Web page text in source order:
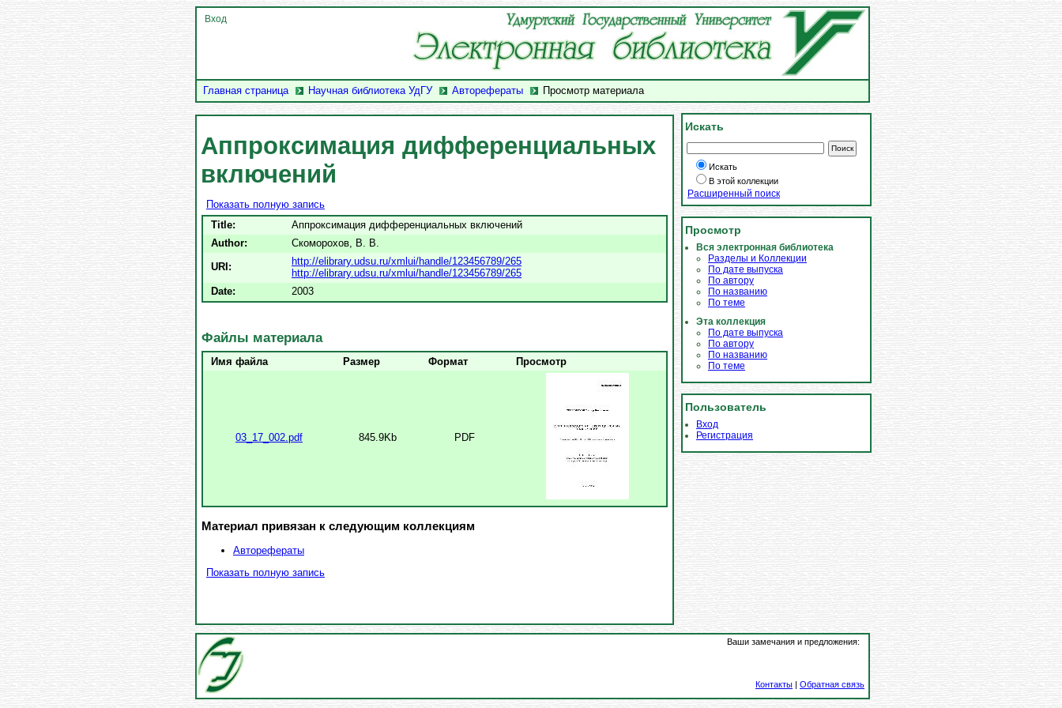
Главная страница Научная библиотека УдГУ Авторефераты Просмотр материала
Вход
Аппроксимация дифференциальных
включений
Показать полную запись
Title:
Аппроксимация дифференциальных включений
Author:
Скоморохов, В. В.
URI:
http://elibrary.udsu.ru/xmlui/handle/123456789/265
http://elibrary.udsu.ru/xmlui/handle/123456789/265
Date:
2003
Файлы материала
Имя файла Размер Формат Просмотр
03_17_002.pdf 845.9Kb PDF
Материал привязан к следующим коллекциям
Авторефераты
Показать полную запись
Искать
Искать
В этой коллекции
Расширенный поиск
Просмотр
Вся электронная библиотека
Разделы и Коллекции
По дате выпуска
По автору
По названию
По теме
Эта коллекция
По дате выпуска
По автору
По названию
По теме
Пользователь
Вход
Регистрация
Ваши замечания и предложения:
Контакты | Обратная связь